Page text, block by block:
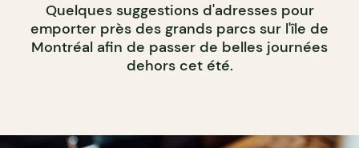
Quelques suggestions d'adresses pour
emporter près des grands parcs sur l'île de
Montréal afin de passer de belles journées
dehors cet été.